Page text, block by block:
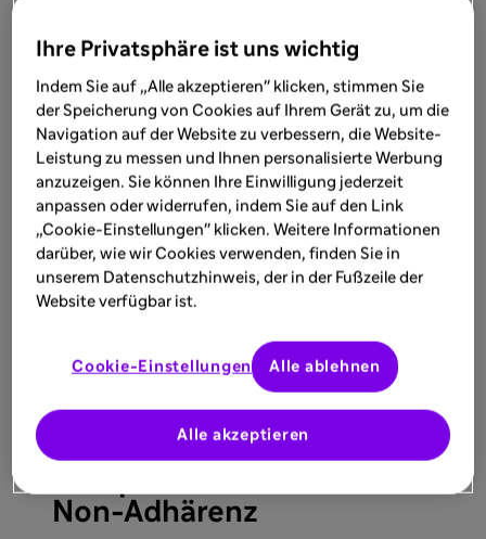
wie lange die Therapie durchgeführt werden
soll, von der Wirkung respektive den
Nebenwirkungen der Behandlung und auch von
der Frage, wie und wie häufig das jeweilige
Medikament eingenommen werden muss.
„Leider sehen wir auch bei chronischen
Erkrankungen wie der Multiplen Sklerose, dass
es vielen Patienten offenbar schwer fällt, die
Behandlung konsequent durchzuführen“, erklärt
der Psychologe.
Erhöhtes
Non-Adhärenz
Ihre Privatsphäre ist uns wichtig
Indem Sie auf „Alle akzeptieren" klicken, stimmen Sie
der Speicherung von Cookies auf Ihrem Gerät zu, um die
Navigation auf der Website zu verbessern, die Website-
Leistung zu messen und Ihnen personalisierte Werbung
anzuzeigen. Sie können Ihre Einwilligung jederzeit
anpassen oder widerrufen, indem Sie auf den Link
„Cookie-Einstellungen" klicken. Weitere Informationen
darüber, wie wir Cookies verwenden, finden Sie in
unserem Datenschutzhinweis, der in der Fußzeile der
Website verfügbar ist.
Cookie-Einstellungen
Alle akzeptieren
Alle ablehnen